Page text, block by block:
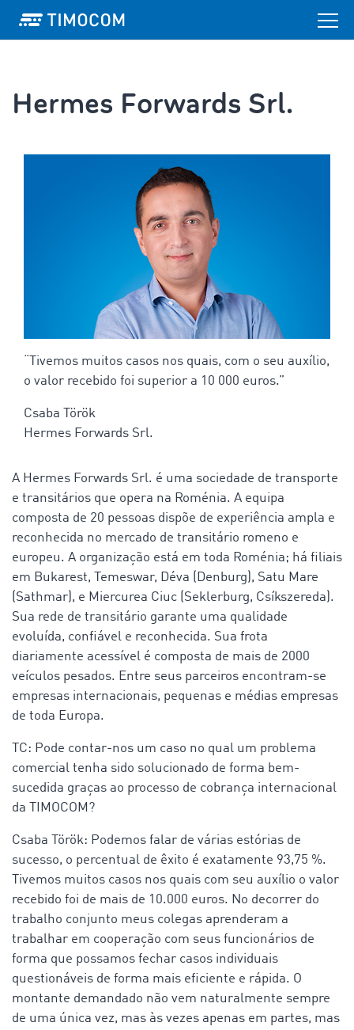
Hermes Forwards Srl.
“Tivemos muitos casos nos quais, com o seu auxílio,
o valor recebido foi superior a 10 000 euros.”
Csaba Török
Hermes Forwards Srl.
A Hermes Forwards Srl. é uma sociedade de transporte
e transitários que opera na Roménia. A equipa
composta de 20 pessoas dispõe de experiência ampla e
reconhecida no mercado de transitário romeno e
europeu. A organização está em toda Roménia; há filiais
em Bukarest, Temeswar, Déva (Denburg), Satu Mare
(Sathmar), e Miercurea Ciuc (Seklerburg, Csíkszereda).
Sua rede de transitário garante uma qualidade
evoluída, confiável e reconhecida. Sua frota
diariamente acessível é composta de mais de 2000
veículos pesados. Entre seus parceiros encontram-se
empresas internacionais, pequenas e médias empresas
de toda Europa.
TC: Pode contar-nos um caso no qual um problema
comercial tenha sido solucionado de forma bem-
sucedida graças ao processo de cobrança internacional
da TIMOCOM?
Csaba Török: Podemos falar de várias estórias de
sucesso, o percentual de êxito é exatamente 93,75 %.
Tivemos muitos casos nos quais com seu auxílio o valor
recebido foi de mais de 10.000 euros. No decorrer do
trabalho conjunto meus colegas aprenderam a
trabalhar em cooperação com seus funcionários de
forma que possamos fechar casos individuais
questionáveis de forma mais eficiente e rápida. O
montante demandado não vem naturalmente sempre
de uma única vez, mas às vezes apenas em partes, mas